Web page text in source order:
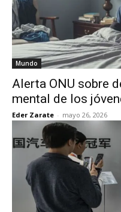
Mundo
Alerta ONU sobre
mental de los
Eder Zarate - mayo 26, 2026